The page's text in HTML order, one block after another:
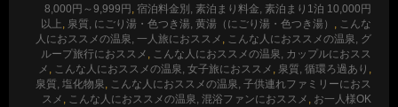
8,000円～9,999円 , 宿泊料金別, 素泊まり料金, 素泊まり1泊 10,000円
以上, 泉質, にごり湯・色つき湯, 黄湯（にごり湯・色つき湯） , こんな
人におススメの温泉, 一人旅におススメ , こんな人におススメの温泉, グ
ループ旅行におススメ , こんな人におススメの温泉, カップルにおスス
メ , こんな人におススメの温泉, 女子旅におススメ , 泉質, 循環ろ過あり ,
泉質, 塩化物泉, こんな人におススメの温泉, 子供連れファミリーにおス
スメ , こんな人におススメの温泉, 混浴ファンにおススメ , お一人様OK